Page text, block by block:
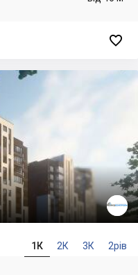

1К 2К 3К 2рів